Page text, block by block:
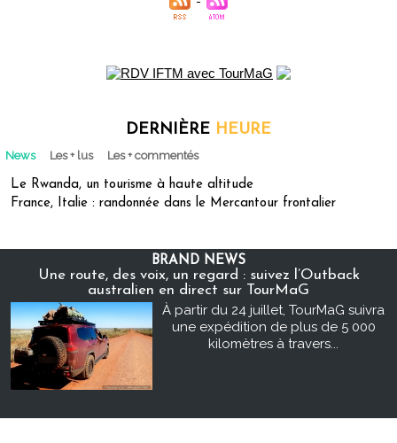
DERNIÈRE HEURE
News Les + lus Les + commentés
Le Rwanda, un tourisme à haute altitude
France, Italie : randonnée dans le Mercantour frontalier
BRAND NEWS
Une route, des voix, un regard : suivez l’Outback
australien en direct sur TourMaG
À partir du 24 juillet, TourMaG suivra
une expédition de plus de 5 000
kilomètres à travers...